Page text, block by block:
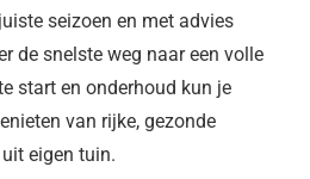
seizoen en met advies
de snelste weg naar een volle
start en onderhoud kun je
van rijke, gezonde
eigen tuin.